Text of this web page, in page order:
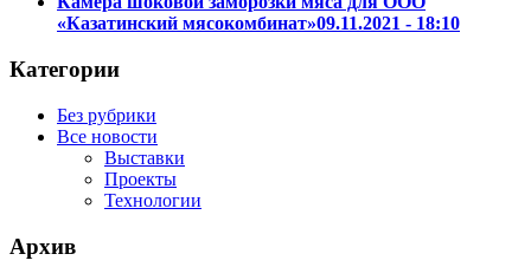
«Казатинский мясокомбинат»09.11.2021 - 18:10
Категории
Без рубрики
Все новости
Выставки
Проекты
Технологии
Архив